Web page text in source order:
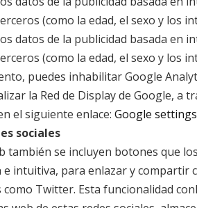
(como la edad, el sexo y los
datos de la publicidad basada en
(como la edad, el sexo y los
puedes inhabilitar Google
la Red de Display de Google, a
el siguiente enlace: Google
sociales
también se incluyen botones que
intuitiva, para enlazar y compartir
como Twitter. Esta funcionalidad